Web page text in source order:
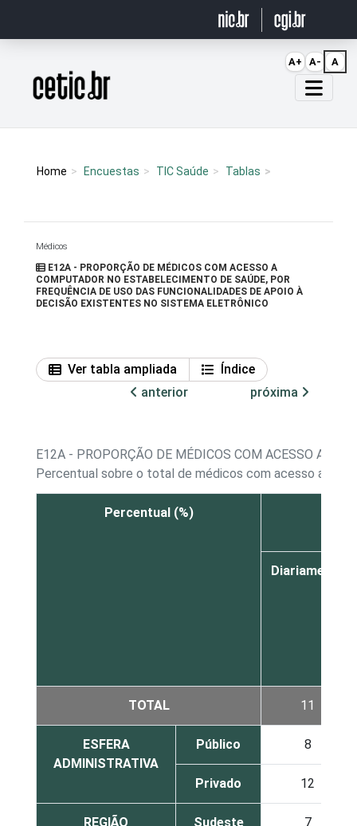
Página inicial
Home Encuestas TIC Saúde Tablas
Médicos
E12A - PROPORÇÃO DE MÉDICOS COM ACESSO A
COMPUTADOR NO ESTABELECIMENTO DE SAÚDE, POR
FREQUÊNCIA DE USO DAS FUNCIONALIDADES DE APOIO À
DECISÃO EXISTENTES NO SISTEMA ELETRÔNICO
Ver tabla ampliada
Índice
anterior
próxima
E12A - PROPORÇÃO DE MÉDICOS COM ACESSO A
Percentual sobre o total de médicos com acesso a
Percentual (%)
Diariamente
TOTAL 11
ESFERA
ADMINISTRATIVA
Público 8
Privado 12
REGIÃO Sudeste 7
A+ A- A